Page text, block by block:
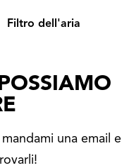
Filtro dell'aria
una email e